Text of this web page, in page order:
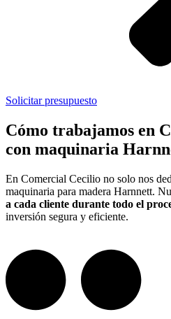
Solicitar presupuesto
Cómo trabajamos en
con maquinaria
En Comercial Cecilio no solo nos
maquinaria para madera Harnnett.
a cada cliente durante todo el
inversión segura y eficiente.